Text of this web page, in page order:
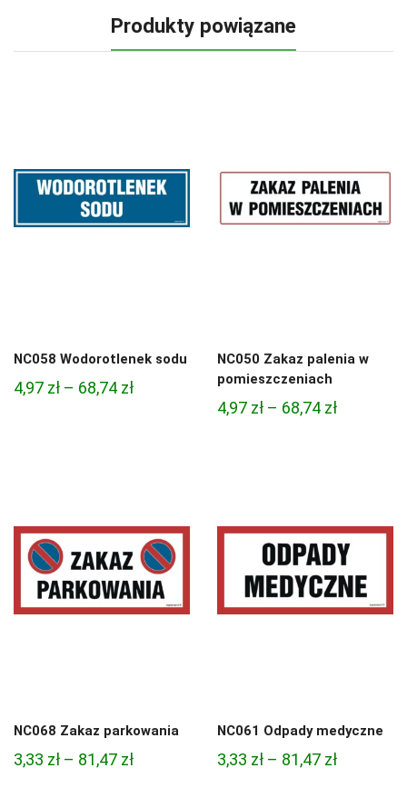
Produkty powiązane
NC058 Wodorotlenek sodu
4,97 zł – 68,74 złZakres
NC050 Zakaz palenia w
pomieszczeniach
4,97 zł – 68,74 złZakres
68,74 zł
NC068 Zakaz parkowania
3,33 zł – 81,47 złZakres
NC061 Odpady medyczne
3,33 zł – 81,47 złZakres